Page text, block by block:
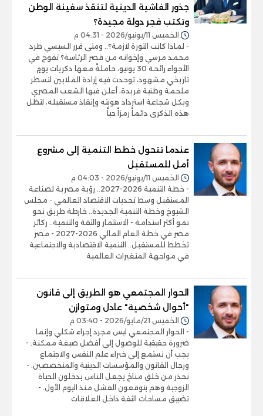
جذور الفاشية الدينية لتنقذ سفينة الوطن
وتكتب فجر دولة مجيدة؟
الخميس 11/يونيو/2026 - 04:31 م
- لماذا كانت الثورة لازمة؟.. ومتى قرر السيسي طرد
محمد مرسي وإخوانه من قصر الرئاسة؟ تفوح في
الأجواء رائحة 30 يونيو، حاملةً معها ذكريات يومٍ
تاريخي مشهود، توحدت فيه إرادة الملايين لتسطر
ملحمة وطنية فريدة، أعلن فيها الشعب المصري
وبكل شجاعة استرداد هويته وإنقاذ مستقبله، لتظل
هذه الذكرى دائماً رمزاً حياً
عندما تتحول خطط التنمية إلى مشروع
أمل للمستقبل
الخميس 11/يونيو/2026 - 04:03 م
- خطة التنمية 2026-2027.. رؤية مصرية لصناعة
المستقبل وسط تحديات الاقتصاد العالمي - مجلس
الشيوخ وخطة التنمية الجديدة.. خارطة طريق نحو
نمو أكثر استدامة - الاستثمار والثقة والتنمية.. ركائز
مصر في خطة العام المالي 2026-2027 - مصر
تخطط للمستقبل.. التنمية الاقتصادية والاجتماعية
في مواجهة المتغيرات العالمية
الحوار المجتمعي هو الطريق إلى قانون
"أحوال شخصية" عادل ومتوازن
الخميس 21/مايو/2026 - 03:40 م
- الحوار المجتمعي ليس مجرد إجراء شكلي وإنما
ضرورة حقيقية للوصول إلى أفضل صيغة ممكنة. -
يجب أن نستمع إلى خبراء علم النفس والاجتماع
ورجال القانون والمؤسسات الدينية والمتخصصين. -
نحذر من خلق مناخ يجعل الناس يدخلون الحياة
الزوجية وهم يتوقعون الفشل منذ اليوم الأول. -
تضييق مساحات الثقة داخل العلاقات